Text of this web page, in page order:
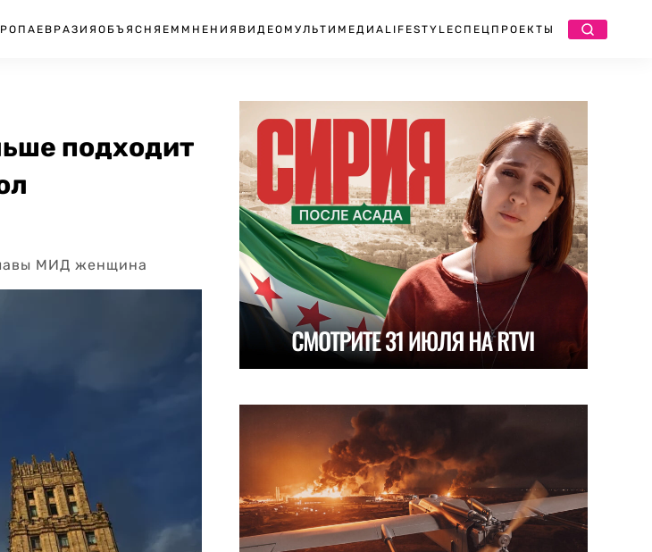
ЕВРАЗИЯ ОБЪЯСНЯЕМ МНЕНИЯ ВИДЕО МУЛЬТИМЕДИА LIFESTYLEСПЕЦПРОЕКТЫ
подходит
МИД женщина